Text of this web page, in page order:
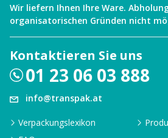
Wir liefern Ihnen Ihre Ware.
organisatorischen Gründen nicht
Kontaktieren Sie uns
01 23 06 03 888
info@transpak.at
Verpackungslexikon